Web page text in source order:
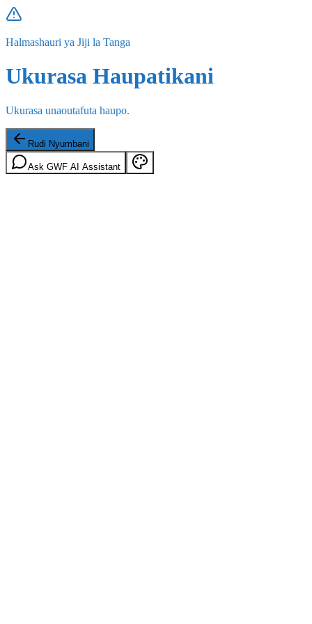
Halmashauri ya Jiji la Tanga
Ukurasa Haupatikani
Ukurasa unaoutafuta haupo.
Rudi Nyumbani
Ask GWF AI Assistant